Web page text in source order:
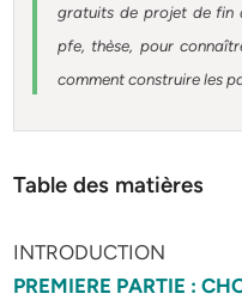
gratuits de projet de fin
pfe, thèse, pour
comment construire les
Table des matières
INTRODUCTION
PREMIERE PARTIE :